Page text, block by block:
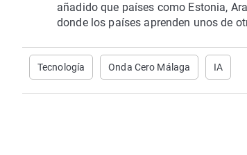
añadido que países como Estonia,
donde los países aprenden unos de
Tecnología Onda Cero Málaga IA